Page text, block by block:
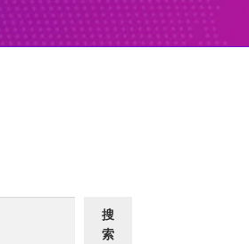
搜
索